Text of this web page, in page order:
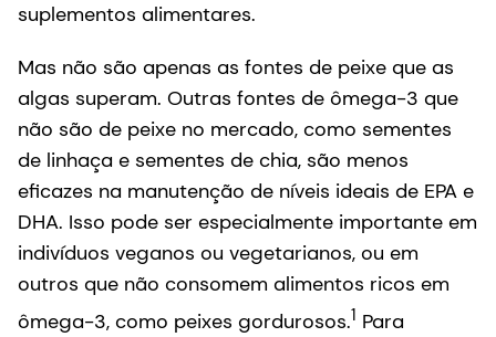
suplementos alimentares.
Mas não são apenas as fontes de peixe que as
algas superam. Outras fontes de ômega-3 que
não são de peixe no mercado, como sementes
de linhaça e sementes de chia, são menos
eficazes na manutenção de níveis ideais de EPA e
DHA. Isso pode ser especialmente importante em
indivíduos veganos ou vegetarianos, ou em
outros que não consomem alimentos ricos em
ômega-3, como peixes gordurosos.1 Para